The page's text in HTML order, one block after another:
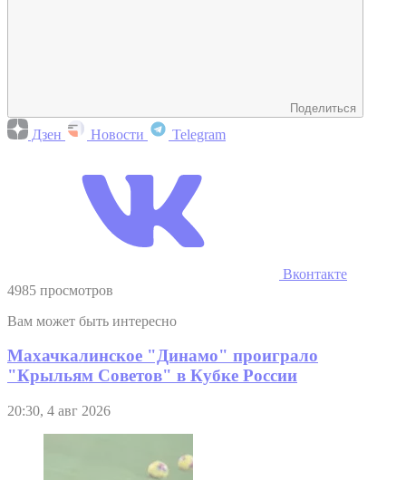
Поделиться
Дзен Новости Telegram
Вконтакте
4985 просмотров
Вам может быть интересно
Махачкалинское "Динамо" проиграло
"Крыльям Советов" в Кубке России
20:30, 4 авг 2026